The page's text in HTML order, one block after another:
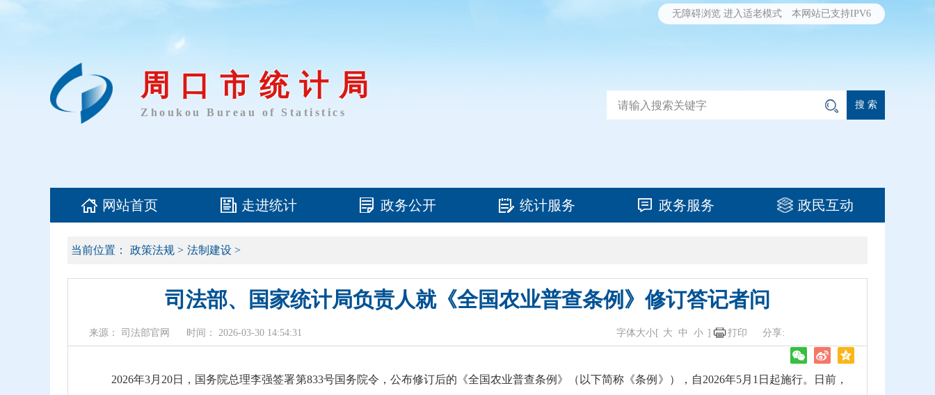
无障碍浏览 进入适老模式 本网站已支持IPV6
周口市统计局
Zhoukou Bureau of Statistics
网站首页 走进统计 政务公开 统计服务 政务服务 政民互动
当前位置： 政策法规 > 法制建设 >
司法部、国家统计局负责人就《全国农业普查条例》修订答记者问
来源： 司法部官网 时间： 2026-03-30 14:54:31 字体大小[ 大 中 小 ] 打印
2026年3月20日，国务院总理李强签署第833号国务院令，公布修订后的《全国农业普查条例》（以下简称《条例》），自2026年5月1日起施行。日前，